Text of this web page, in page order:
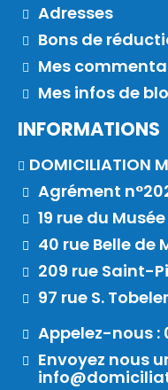
Adresses
Bons de
Mes
Mes infos de
INFORMATIONS
DOMICILIATION
Agrément
19 rue du
40 rue Belle de
209 rue Saint-
97 rue S.
Appelez-nous :
Envoyez nous